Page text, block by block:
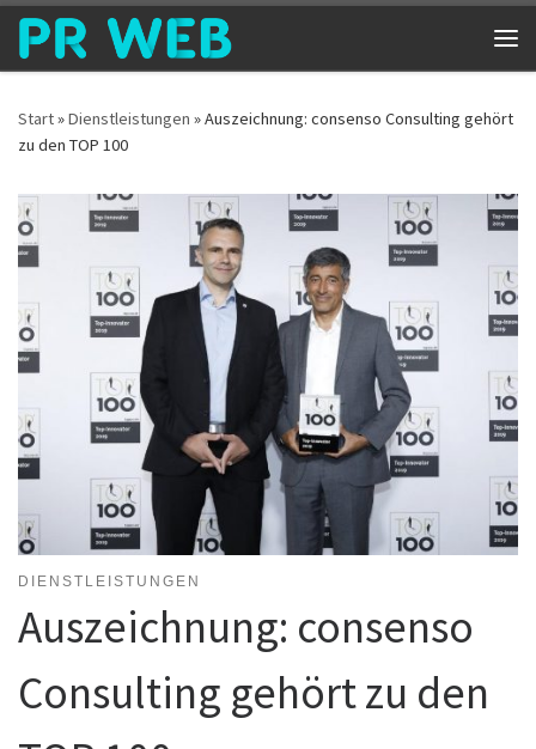
Zum Inhalt springen
Start»Dienstleistungen »Auszeichnung: consenso Consulting gehört
zu den TOP 100
DIENSTLEISTUNGEN
Auszeichnung: consenso
Consulting gehört zu den